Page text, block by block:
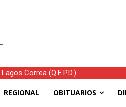
Correa (Q.E.P.D.)
recuperación tras el temporal:
REGIONAL OBITUARIOS